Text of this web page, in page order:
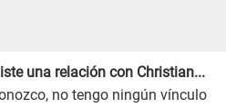
una relación con Christian...
no tengo ningún vínculo